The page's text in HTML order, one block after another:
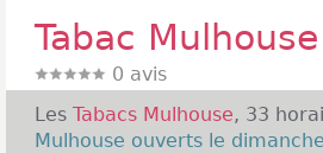
Tabac Mulhouse
0 avis
Les Tabacs Mulhouse, 33
Mulhouse ouverts le dimanche